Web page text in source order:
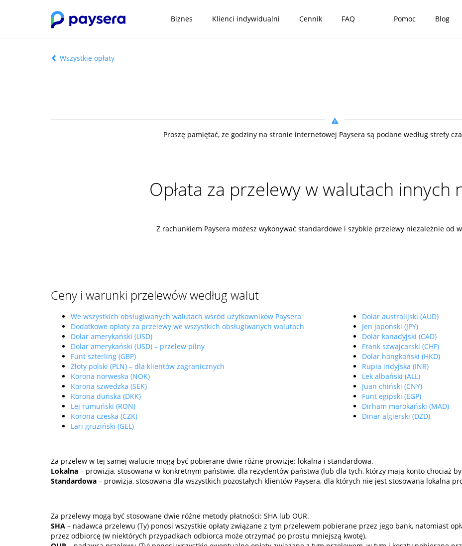
Biznes Klienci indywidualni Cennik FAQ Pomoc Blog
Wszystkie opłaty
Proszę pamiętać, ze godziny na stronie internetowej Paysera są podane według strefy
Opłata za przelewy w walutach innych
Z rachunkiem Paysera możesz wykonywać standardowe i szybkie przelewy niezależnie od
Ceny i warunki przelewów według walut
We wszystkich obsługiwanych walutach wśród użytkowników Paysera
Dodatkowe opłaty za przelewy we wszystkich obsługiwanych walutach
Dolar amerykański (USD)
Dolar amerykański (USD) – przelew pilny
Funt szterling (GBP)
Złoty polski (PLN) – dla klientów zagranicznych
Korona norweska (NOK)
Korona szwedzka (SEK)
Korona duńska (DKK)
Lej rumuński (RON)
Korona czeska (CZK)
Lari gruziński (GEL)
Dolar australijski (AUD)
Jen japoński (JPY)
Dolar kanadyjski (CAD)
Frank szwajcarski (CHF)
Dolar hongkoński (HKD)
Rupia indyjska (INR)
Lek albański (ALL)
Juan chiński (CNY)
Funt egipski (EGP)
Dirham marokański (MAD)
Dinar algierski (DZD)
Za przelew w tej samej walucie mogą być pobierane dwie różne prowizje: lokalna i standardowa.
Lokalna – prowizja, stosowana w konkretnym państwie, dla rezydentów państwa (lub dla tych, którzy mają konto chociaż
Standardowa – prowizja, stosowana dla wszystkich pozostałych klientów Paysera, dla których nie jest stosowana lokalna
Za przelewy mogą być stosowane dwie różne metody płatności: SHA lub OUR.
SHA – nadawca przelewu (Ty) ponosi wszystkie opłaty związane z tym przelewem pobierane przez jego bank, natomiast
przez odbiorcę (w niektórych przypadkach odbiorca może otrzymać po prostu mniejszą kwotę).